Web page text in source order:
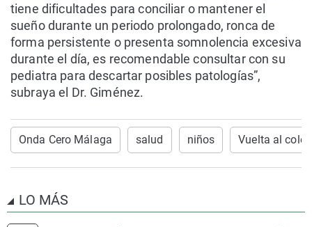
tiene dificultades para conciliar o mantener el
sueño durante un periodo prolongado, ronca de
forma persistente o presenta somnolencia excesiva
durante el día, es recomendable consultar con su
pediatra para descartar posibles patologías”,
subraya el Dr. Giménez.
Onda Cero Málaga salud niños Vuelta al cole
LO MÁS